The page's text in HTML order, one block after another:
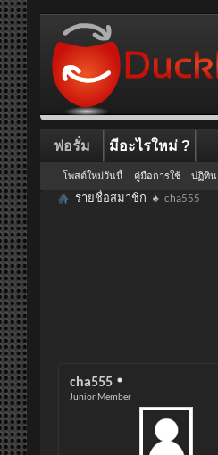
ฟอรั่ม
โพสต์ใหม่วันนี้ คู่มือการใช้ ปฏิทิน
มีอะไรใหม่ ?
รายชื่อสมาชิก cha555
cha555
Junior Member